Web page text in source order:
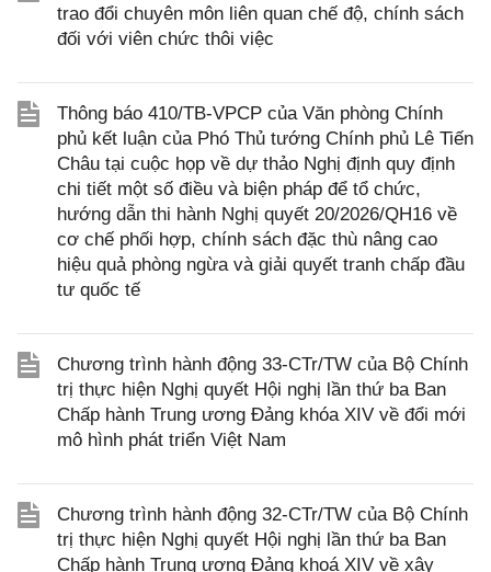
trao đổi chuyên môn liên quan chế độ, chính sách
đối với viên chức thôi việc
Thông báo 410/TB-VPCP của Văn phòng Chính
phủ kết luận của Phó Thủ tướng Chính phủ Lê Tiến
Châu tại cuộc họp về dự thảo Nghị định quy định
chi tiết một số điều và biện pháp để tổ chức,
hướng dẫn thi hành Nghị quyết 20/2026/QH16 về
cơ chế phối hợp, chính sách đặc thù nâng cao
hiệu quả phòng ngừa và giải quyết tranh chấp đầu
tư quốc tế
Chương trình hành động 33-CTr/TW của Bộ Chính
trị thực hiện Nghị quyết Hội nghị lần thứ ba Ban
Chấp hành Trung ương Đảng khóa XIV về đổi mới
mô hình phát triển Việt Nam
Chương trình hành động 32-CTr/TW của Bộ Chính
trị thực hiện Nghị quyết Hội nghị lần thứ ba Ban
Chấp hành Trung ương Đảng khoá XIV về xây